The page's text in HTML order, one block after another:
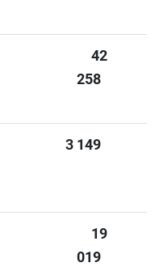
42
258
3 149
19
019